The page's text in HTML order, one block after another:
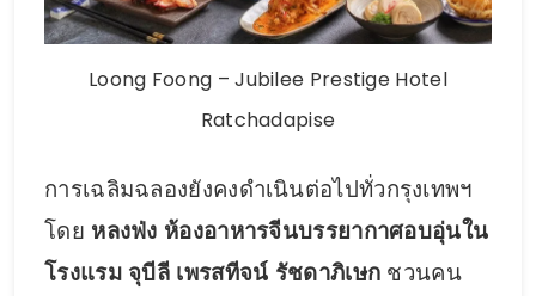
Loong Foong – Jubilee Prestige Hotel
Ratchadapise
การเฉลิมฉลองยังคงดำเนินต่อไปทั่วกรุงเทพฯ
โดย หลงฟ่ง ห้องอาหารจีนบรรยากาศอบอุ่นใน
โรงแรม จุบีลี เพรสทีจน์ รัชดาภิเษก ชวนคน